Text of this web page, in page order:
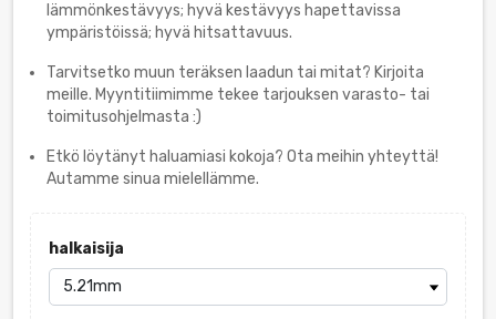
lämmönkestävyys; hyvä kestävyys hapettavissa
ympäristöissä; hyvä hitsattavuus.
Tarvitsetko muun teräksen laadun tai mitat? Kirjoita
meille. Myyntitiimimme tekee tarjouksen varasto- tai
toimitusohjelmasta :)
Etkö löytänyt haluamiasi kokoja? Ota meihin yhteyttä!
Autamme sinua mielellämme.
halkaisija